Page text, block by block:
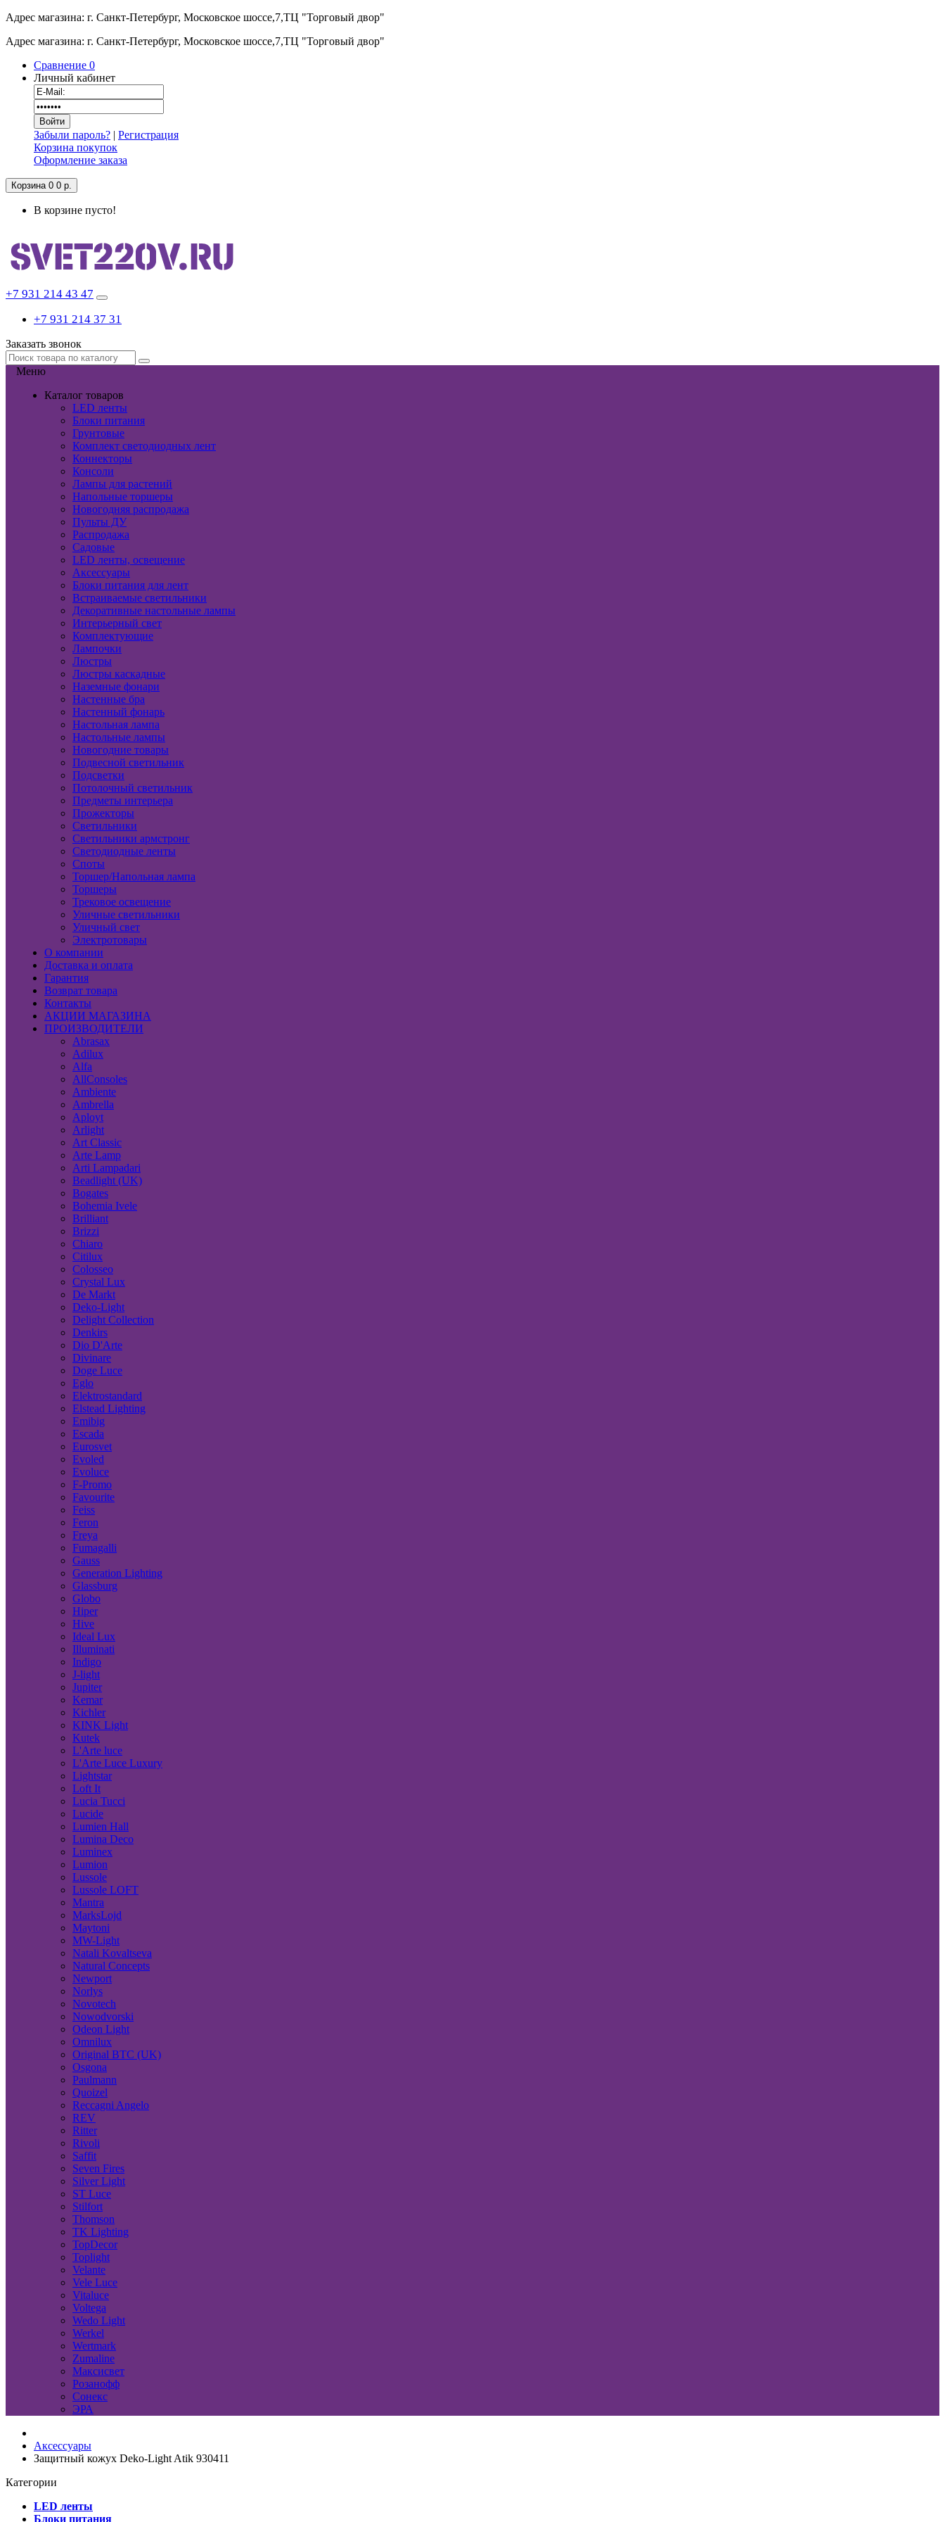
Адрес магазина: г. Санкт-Петербург, Московское шоссе,7,ТЦ "Торговый двор"
Адрес магазина: г. Санкт-Петербург, Московское шоссе,7,ТЦ "Торговый двор"
Сравнение 0
Личный кабинет
Забыли пароль? | Регистрация
Корзина покупок
Оформление заказа
Корзина 0 0 р.
В корзине пусто!
+7 931 214 43 47
+7 931 214 37 31
Заказать звонок
Меню
Каталог товаров
LED ленты
Блоки питания
Грунтовые
Комплект светодиодных лент
Коннекторы
Консоли
Лампы для растений
Напольные торшеры
Новогодняя распродажа
Пульты ДУ
Распродажа
Садовые
LED ленты, освещение
Аксессуары
Блоки питания для лент
Встраиваемые светильники
Декоративные настольные лампы
Интерьерный свет
Комплектующие
Лампочки
Люстры
Люстры каскадные
Наземные фонари
Настенные бра
Настенный фонарь
Настольная лампа
Настольные лампы
Новогодние товары
Подвесной светильник
Подсветки
Потолочный светильник
Предметы интерьера
Прожекторы
Светильники
Светильники армстронг
Светодиодные ленты
Споты
Торшер/Напольная лампа
Торшеры
Трековое освещение
Уличные светильники
Уличный свет
Электротовары
О компании
Доставка и оплата
Гарантия
Возврат товара
Контакты
АКЦИИ МАГАЗИНА
ПРОИЗВОДИТЕЛИ
Abrasax
Adilux
Alfa
AllConsoles
Ambiente
Ambrella
Aployt
Arlight
Art Classic
Arte Lamp
Arti Lampadari
Beadlight (UK)
Bogates
Bohemia Ivele
Brilliant
Brizzi
Chiaro
Citilux
Colosseo
Crystal Lux
De Markt
Deko-Light
Delight Collection
Denkirs
Dio D'Arte
Divinare
Doge Luce
Eglo
Elektrostandard
Elstead Lighting
Emibig
Escada
Eurosvet
Evoled
Evoluce
F-Promo
Favourite
Feiss
Feron
Freya
Fumagalli
Gauss
Generation Lighting
Glassburg
Globo
Hiper
Hive
Ideal Lux
Illuminati
Indigo
J-light
Jupiter
Kemar
Kichler
KINK Light
Kutek
L'Arte luce
L'Arte Luce Luxury
Lightstar
Loft It
Lucia Tucci
Lucide
Lumien Hall
Lumina Deco
Luminex
Lumion
Lussole
Lussole LOFT
Mantra
MarksLojd
Maytoni
MW-Light
Natali Kovaltseva
Natural Concepts
Newport
Norlys
Novotech
Nowodvorski
Odeon Light
Omnilux
Original BTC (UK)
Osgona
Paulmann
Quoizel
Reccagni Angelo
REV
Ritter
Rivoli
Saffit
Seven Fires
Silver Light
ST Luce
Stilfort
Thomson
TK Lighting
TopDecor
Toplight
Velante
Vele Luce
Vitaluce
Voltega
Wedo Light
Werkel
Wertmark
Zumaline
Максисвет
Розанофф
Сонекс
ЭРА
Аксессуары
Защитный кожух Deko-Light Atik 930411
Категории
LED ленты
Блоки питания